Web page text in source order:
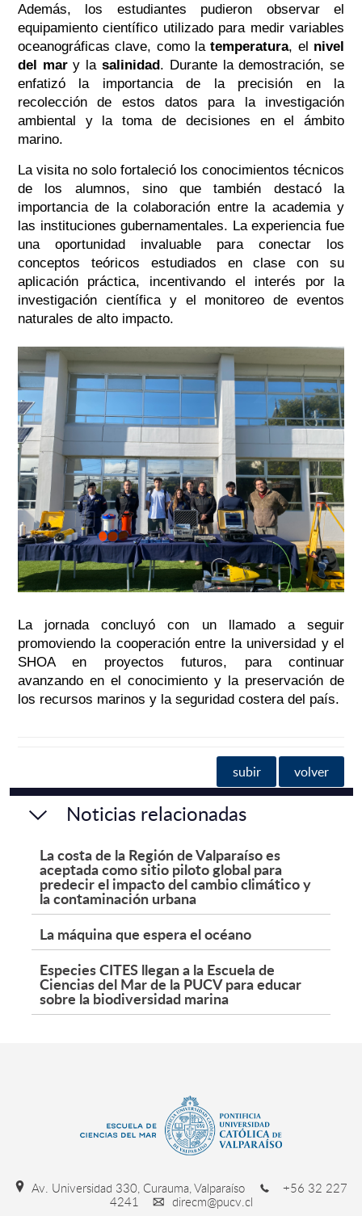
Además, los estudiantes pudieron observar el
equipamiento científico utilizado para medir variables
oceanográficas clave, como latemperatura, el nivel
del mary lasalinidad. Durante la demostración, se
enfatizó la importancia de la precisión en la
recolección de estos datos para la investigación
ambiental y la toma de decisiones en el ámbito
marino.
La visita no solo fortaleció los conocimientos técnicos
de los alumnos, sino que también destacó la
importancia de la colaboración entre la academia y
las instituciones gubernamentales. La experiencia fue
una oportunidad invaluable para conectar los
conceptos teóricos estudiados en clase con su
aplicación práctica, incentivando el interés por la
investigación científica y el monitoreo de eventos
naturales de alto impacto.
La jornada concluyó con un llamado a seguir
promoviendo la cooperación entre la universidad y el
SHOA en proyectos futuros, para continuar
avanzando en el conocimiento y la preservación de
los recursos marinos y la seguridad costera del país.
subir volver
Noticias relacionadas
La costa de la Región de Valparaíso es
aceptada como sitio piloto global para
predecir el impacto del cambio climático y
la contaminación urbana
La máquina que espera el océano
Especies CITES llegan a la Escuela de
Ciencias del Mar de la PUCV para educar
sobre la biodiversidad marina
Av. Universidad 330, Curauma, Valparaíso
+56 32 227
4241
direcm@pucv.cl